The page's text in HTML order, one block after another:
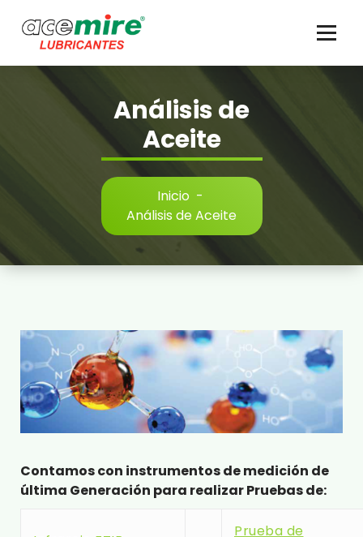
contenido
Análisis de
Aceite
Inicio-
Análisis de Aceite
Contamos con instrumentos de medición de
última Generación para realizar Pruebas de:
Prueba de